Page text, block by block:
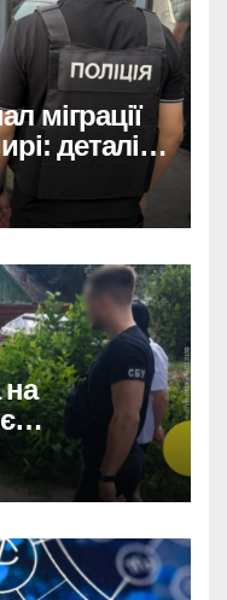
міграції
деталі
на
збитків